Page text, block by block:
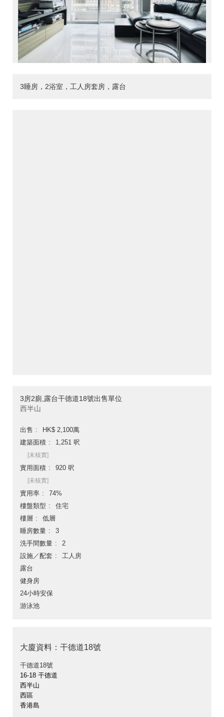
3睡房，2浴室，工人房套房，露台
3房2廁,露台干德道18號出售單位
西半山
出售
HK$ 2,100萬
建築面積
1,251 呎
[未核實]
實用面積 920 呎
[未核實]
實用率
74%
樓盤類型
住宅
樓層
低層
睡房數量
3
洗手間數量
2
設施／配套
工人房
露台
健身房
24小時安保
游泳池
大廈資料：干德道18號
干德道18號
16-18 干德道
西半山
西區
香港島